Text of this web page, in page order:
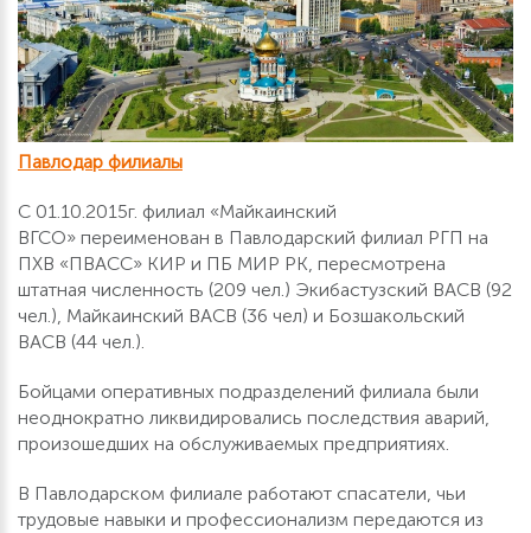
Павлодар филиалы
С 01.10.2015г. филиал «Майкаинский
ВГСО» переименован в Павлодарский филиал РГП на
ПХВ «ПВАСС» КИР и ПБ МИР РК, пересмотрена
штатная численность (209 чел.) Экибастузский ВАСВ (92
чел.), Майкаинский ВАСВ (36 чел) и Бозшакольский
ВАСВ (44 чел.).
Бойцами оперативных подразделений филиала были
неоднократно ликвидировались последствия аварий,
произошедших на обслуживаемых предприятиях.
В Павлодарском филиале работают спасатели, чьи
трудовые навыки и профессионализм передаются из